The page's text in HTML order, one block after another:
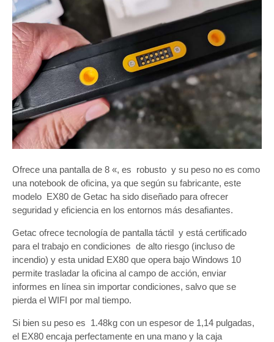
Ofrece una pantalla de 8 «, es robusto y su peso no es como
una notebook de oficina, ya que según su fabricante, este
modelo EX80 de Getac ha sido diseñado para ofrecer
seguridad y eficiencia en los entornos más desafiantes.
Getac ofrece tecnología de pantalla táctil y está certificado
para el trabajo en condiciones de alto riesgo (incluso de
incendio) y esta unidad EX80 que opera bajo Windows 10
permite trasladar la oficina al campo de acción, enviar
informes en línea sin importar condiciones, salvo que se
pierda el WIFI por mal tiempo.
Si bien su peso es 1.48kg con un espesor de 1,14 pulgadas,
el EX80 encaja perfectamente en una mano y la caja